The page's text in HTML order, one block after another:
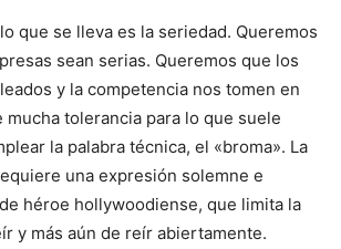
que se lleva es la seriedad. Queremos
sean serias. Queremos que los
y la competencia nos tomen en
mucha tolerancia para lo que suele
la palabra técnica, el «broma». La
una expresión solemne e
héroe hollywoodiense, que limita la
y más aún de reír abiertamente.